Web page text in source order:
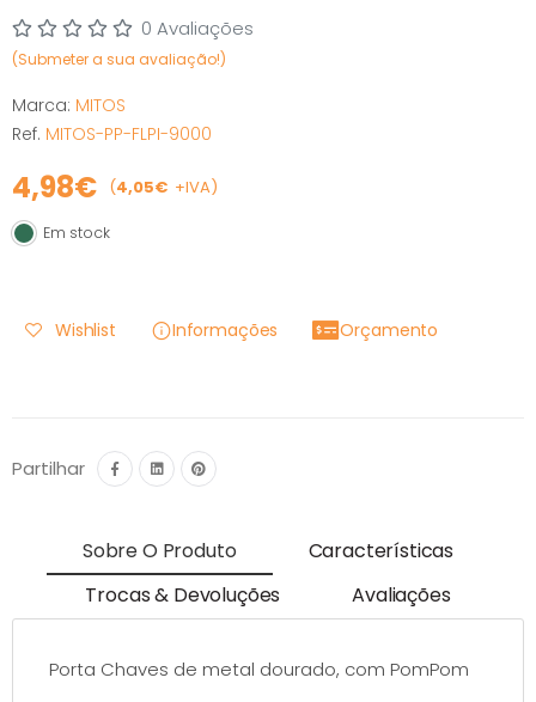
0 Avaliações
(Submeter a sua avaliação!)
Marca: MITOS
Ref. MITOS-PP-FLPI-9000
4,98€ (4,05€ +IVA)
Em stock
Em stock
Wishlist Informações Orçamento
Partilhar
Sobre O Produto
Características
Trocas & Devoluções
Avaliações
Porta Chaves de metal dourado, com PomPom